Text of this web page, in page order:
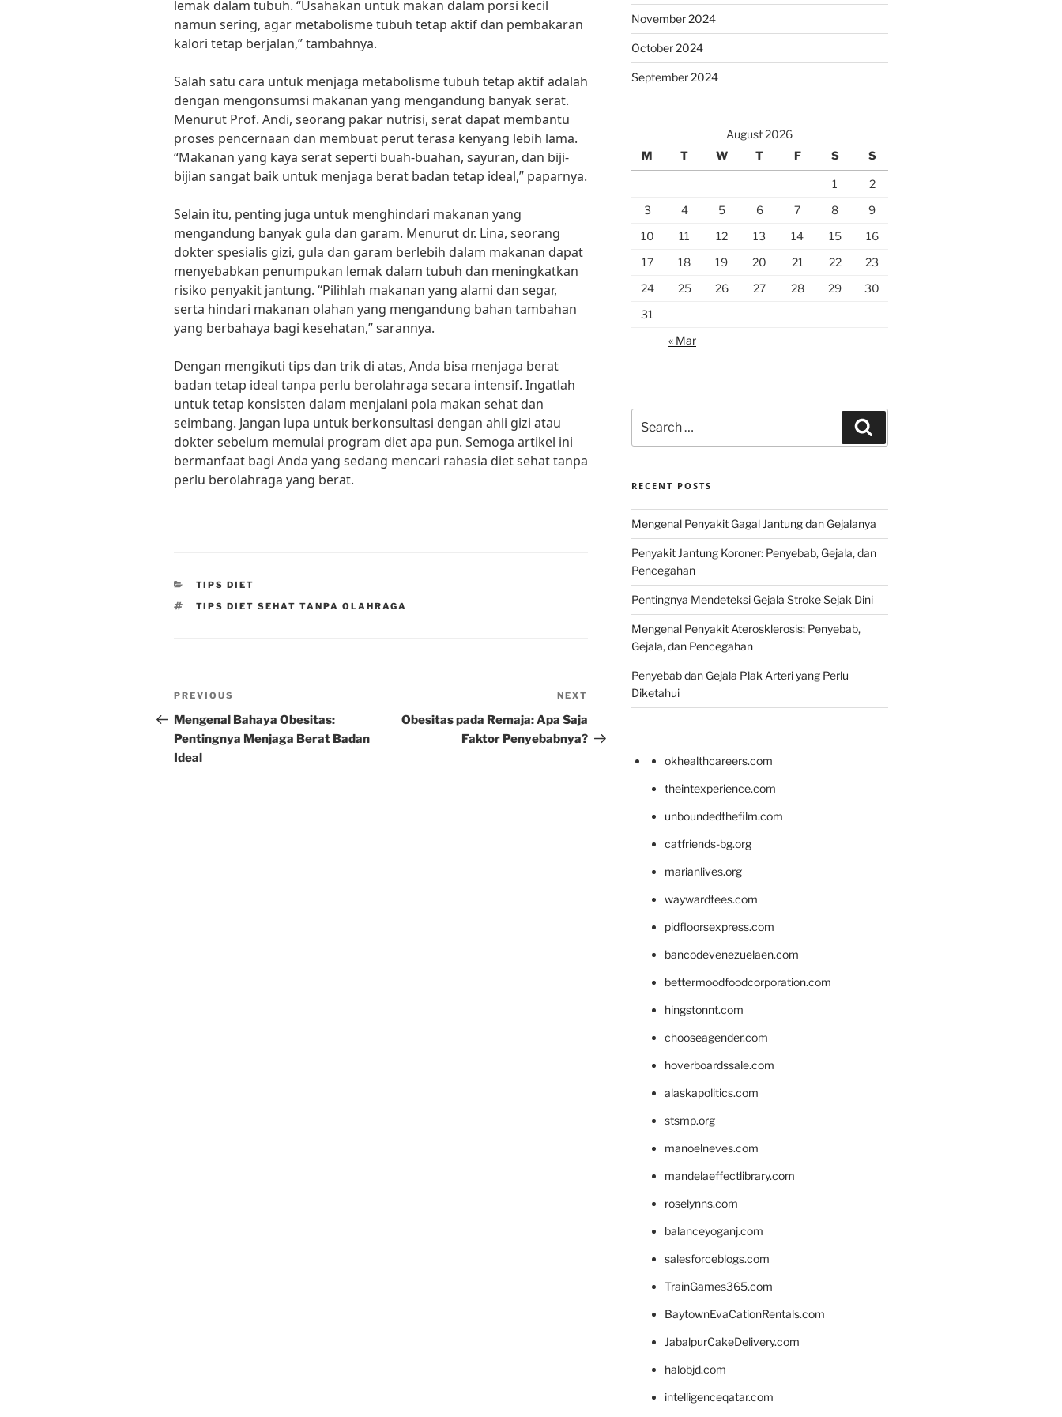
lemak dalam tubuh. “Usahakan untuk makan dalam porsi kecil
namun sering, agar metabolisme tubuh tetap aktif dan pembakaran
kalori tetap berjalan,” tambahnya.
Salah satu cara untuk menjaga metabolisme tubuh tetap aktif adalah
dengan mengonsumsi makanan yang mengandung banyak serat.
Menurut Prof. Andi, seorang pakar nutrisi, serat dapat membantu
proses pencernaan dan membuat perut terasa kenyang lebih lama.
“Makanan yang kaya serat seperti buah-buahan, sayuran, dan biji-
bijian sangat baik untuk menjaga berat badan tetap ideal,” paparnya.
Selain itu, penting juga untuk menghindari makanan yang
mengandung banyak gula dan garam. Menurut dr. Lina, seorang
dokter spesialis gizi, gula dan garam berlebih dalam makanan dapat
menyebabkan penumpukan lemak dalam tubuh dan meningkatkan
risiko penyakit jantung. “Pilihlah makanan yang alami dan segar,
serta hindari makanan olahan yang mengandung bahan tambahan
yang berbahaya bagi kesehatan,” sarannya.
Dengan mengikuti tips dan trik di atas, Anda bisa menjaga berat
badan tetap ideal tanpa perlu berolahraga secara intensif. Ingatlah
untuk tetap konsisten dalam menjalani pola makan sehat dan
seimbang. Jangan lupa untuk berkonsultasi dengan ahli gizi atau
dokter sebelum memulai program diet apa pun. Semoga artikel ini
bermanfaat bagi Anda yang sedang mencari rahasia diet sehat tanpa
perlu berolahraga yang berat.
CATEGORIES
TIPS DIET
TAGS
TIPS DIET SEHAT TANPA OLAHRAGA
Post
navigation
Previous
Post
PREVIOUS
Mengenal Bahaya Obesitas:
Pentingnya Menjaga Berat Badan
Ideal
NEXT
Obesitas pada Remaja: Apa Saja
Faktor Penyebabnya?
November 2024
October 2024
September 2024
August 2026
M
T W T F S S
1
2
3
4 5 6 7 8
9
10
11 12 13 14 15
16
17
18 19 20 21 22
23
24
25 26 27 28 29
30
31
« Mar
for:
RECENT POSTS
Mengenal Penyakit Gagal Jantung dan Gejalanya
Penyakit Jantung Koroner: Penyebab, Gejala, dan
Pencegahan
Pentingnya Mendeteksi Gejala Stroke Sejak Dini
Mengenal Penyakit Aterosklerosis: Penyebab,
Gejala, dan Pencegahan
Penyebab dan Gejala Plak Arteri yang Perlu
Diketahui
okhealthcareers.com
theintexperience.com
unboundedthefilm.com
catfriends-bg.org
marianlives.org
waywardtees.com
pidfloorsexpress.com
bancodevenezuelaen.com
bettermoodfoodcorporation.com
hingstonnt.com
chooseagender.com
hoverboardssale.com
alaskapolitics.com
stsmp.org
manoelneves.com
mandelaeffectlibrary.com
roselynns.com
balanceyoganj.com
salesforceblogs.com
TrainGames365.com
BaytownEvaCationRentals.com
JabalpurCakeDelivery.com
halobjd.com
intelligenceqatar.com